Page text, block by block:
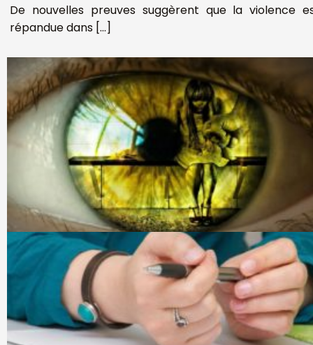
De nouvelles preuves suggèrent que la violence
répandue dans […]